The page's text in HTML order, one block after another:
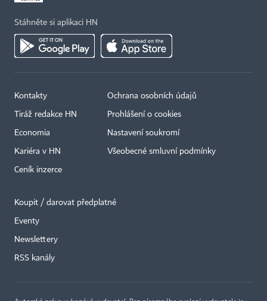
Stáhněte si aplikaci HN
Kontakty
Tiráž redakce HN
Economia
Kariéra v HN
Ceník inzerce
Ochrana osobních údajů
Prohlášení o cookies
Nastavení soukromí
Všeobecné smluvní podmínky
Koupit / darovat předplatné
Eventy
Newslettery
RSS kanály